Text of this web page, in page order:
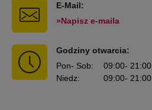
E-Mail:
»Napisz e-maila
Godziny otwarcia:
Pon- Sob: 09:00- 21:00
Niedz: 09:00- 21:00